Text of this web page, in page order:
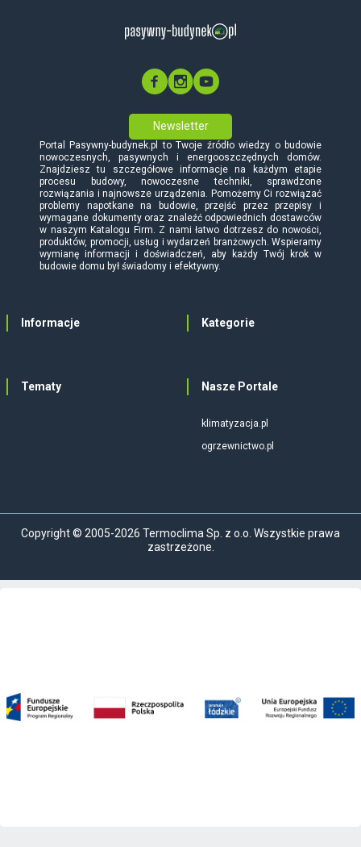
Newsletter
Portal Pasywny-budynek.pl to Twoje źródło wiedzy o budowie
nowoczesnych, pasywnych i energooszczędnych domów.
Znajdziesz tu szczegółowe informacje na każdym etapie
procesu budowy, nowoczesne techniki, sprawdzone
rozwiązania i najnowsze urządzenia. Pomożemy Ci rozwiązać
problemy napotkane na budowie, przejść przez przepisy i
wymagane dokumenty oraz znaleźć odpowiednich dostawców
w naszym Katalogu Firm. Z nami łatwo dotrzesz do nowości,
produktów, promocji, usług i wydarzeń branżowych. Wspieramy
wymianę informacji i doświadczeń, aby każdy Twój krok w
budowie domu był świadomy i efektywny.
Informacje Kategorie
Tematy Nasze Portale
klimatyzacja.pl
ogrzewnictwo.pl
Copyright © 2005-2026 Termoclima Sp. z o.o. Wszystkie prawa
zastrzeżone.